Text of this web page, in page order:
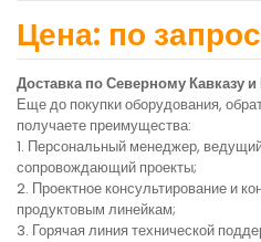
Цена: по
Доставка по Северному Кавказу
Еще до покупки оборудования,
получаете преимущества:
1. Персональный менеджер,
сопровождающий проекты;
2. Проектное консультирование и
продуктовым линейкам;
3. Горячая линия технической